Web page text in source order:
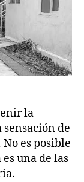
la
de
es posible
una de las